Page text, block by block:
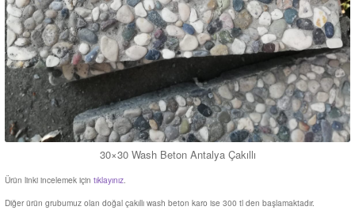
30×30 Wash Beton Antalya Çakıllı
Ürün linki incelemek için tıklayınız
Diğer ürün grubumuz olan doğal çakıllı wash beton karo ise 300 tl den başlamaktadır.